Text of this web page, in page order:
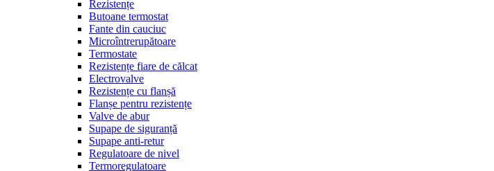
Rezistențe
Butoane termostat
Fante din cauciuc
Microîntrerupătoare
Termostate
Rezistențe fiare de călcat
Electrovalve
Rezistențe cu flanșă
Flanșe pentru rezistențe
Valve de abur
Supape de siguranță
Supape anti-retur
Regulatoare de nivel
Termoregulatoare